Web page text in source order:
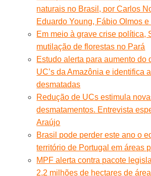
naturais no Brasil, por Carlos
Eduardo Young, Fábio Olmos
Em meio à grave crise política,
mutilação de florestas no Pará
Estudo alerta para aumento do
UC’s da Amazônia e identifica
desmatadas
Redução de UCs estimula
desmatamentos. Entrevista
Araújo
Brasil pode perder este ano o
território de Portugal em áreas
MPF alerta contra pacote
2,2 milhões de hectares de